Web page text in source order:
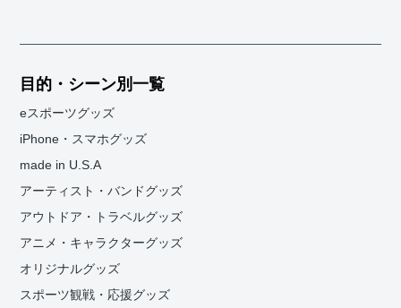
目的・シーン別一覧
eスポーツグッズ
iPhone・スマホグッズ
made in U.S.A
アーティスト・バンドグッズ
アウトドア・トラベルグッズ
アニメ・キャラクターグッズ
オリジナルグッズ
スポーツ観戦・応援グッズ